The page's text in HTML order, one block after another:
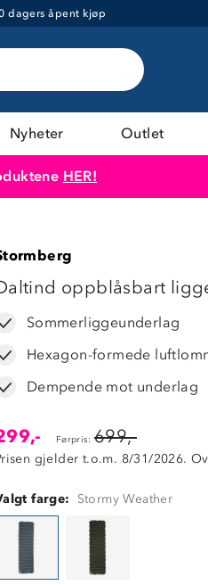
dagers åpent kjøp
Nyheter Outlet
HER!
oppblåsbart
Sommerliggeunderlag
Hexagon-formede
Dempende mot underlag
Førpris: 699,-
gjelder t.o.m. 8/31/2026.
farge: Stormy Weather